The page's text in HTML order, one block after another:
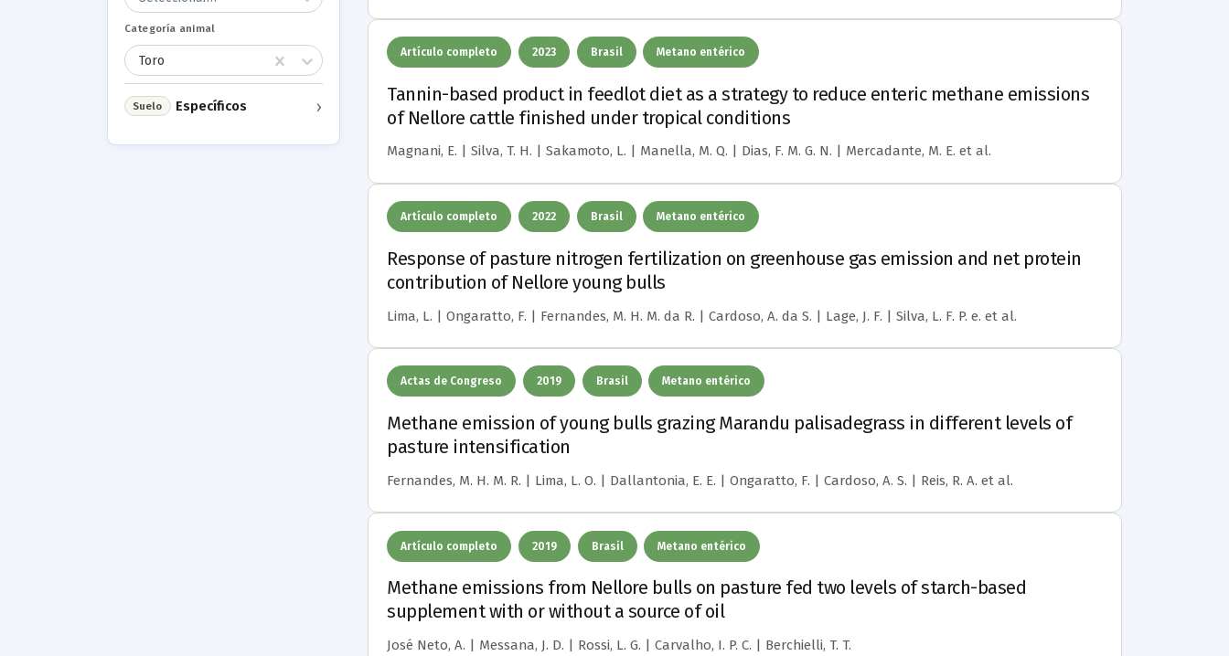
Categoría animal
Toro
Suelo Específicos ›
Artículo completo 2023 Brasil Metano entérico
Tannin-based product in feedlot diet as a strategy to reduce enteric methane emissions
of Nellore cattle finished under tropical conditions
Magnani, E. | Silva, T. H. | Sakamoto, L. | Manella, M. Q. | Dias, F. M. G. N. | Mercadante, M. E. et al.
Artículo completo 2022 Brasil Metano entérico
Response of pasture nitrogen fertilization on greenhouse gas emission and net protein
contribution of Nellore young bulls
Lima, L. | Ongaratto, F. | Fernandes, M. H. M. da R. | Cardoso, A. da S. | Lage, J. F. | Silva, L. F. P. e. et al.
Actas de Congreso 2019 Brasil Metano entérico
Methane emission of young bulls grazing Marandu palisadegrass in different levels of
pasture intensification
Fernandes, M. H. M. R. | Lima, L. O. | Dallantonia, E. E. | Ongaratto, F. | Cardoso, A. S. | Reis, R. A. et al.
Artículo completo 2019 Brasil Metano entérico
Methane emissions from Nellore bulls on pasture fed two levels of starch-based
supplement with or without a source of oil
José Neto, A. | Messana, J. D. | Rossi, L. G. | Carvalho, I. P. C. | Berchielli, T. T.